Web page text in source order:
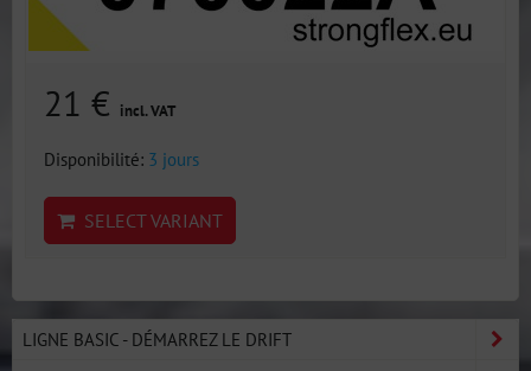
21 € incl. VAT
Disponibilité: 3 jours
SELECT VARIANT
LIGNE BASIC - DÉMARREZ LE DRIFT